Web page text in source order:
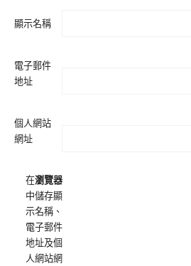
顯示名稱
電子郵件
地址
個人網站
網址
在瀏覽器
中儲存顯
示名稱、
電子郵件
地址及個
人網站網